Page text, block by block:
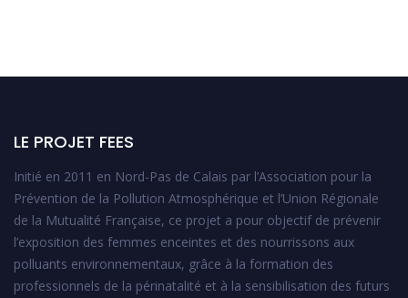
LE PROJET FEES
Initié en 2011 en Nord-Pas de Calais par l’Association pour la
Prévention de la Pollution Atmosphérique et l’Union Régionale
de la Mutualité Française, ce projet a pour objectif de prévenir
l’exposition des femmes enceintes et des nourrissons aux
polluants environnementaux, grâce à la formation des
professionnels de la périnatalité et à la sensibilisation des futurs